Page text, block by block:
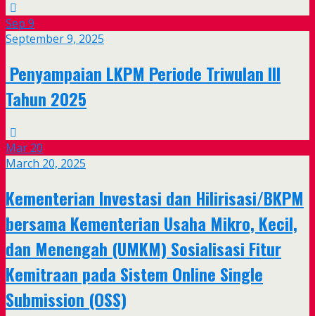
Sep 9
September 9, 2025
Penyampaian LKPM Periode Triwulan III
Tahun 2025
Mar 20
March 20, 2025
Kementerian Investasi dan Hilirisasi/BKPM
bersama Kementerian Usaha Mikro, Kecil,
dan Menengah (UMKM) Sosialisasi Fitur
Kemitraan pada Sistem Online Single
Submission (OSS)